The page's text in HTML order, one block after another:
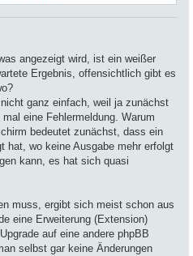
angezeigt wird, ist ein weißer
Ergebnis, offensichtlich gibt es
ganz einfach, weil ja zunächst
eine Fehlermeldung. Warum
bedeutet zunächst, dass ein
hat, wo keine Ausgabe mehr erfolgt
kann, es hat sich quasi
muss, ergibt sich meist schon aus
eine Erweiterung (Extension)
auf eine andere phpBB
selbst gar keine Änderungen